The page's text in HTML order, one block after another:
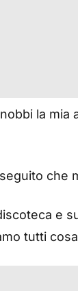
la
che
e
tutti